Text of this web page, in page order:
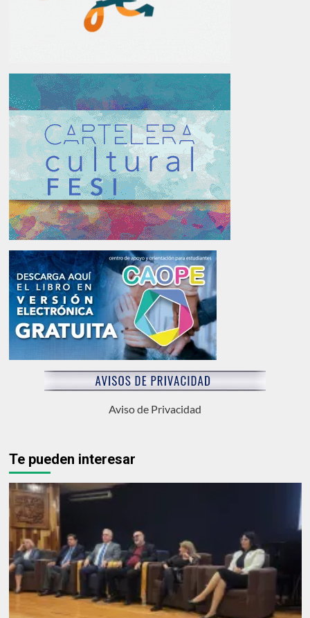
Aviso de Privacidad
Te pueden interesar